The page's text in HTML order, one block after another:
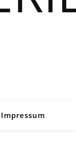
Impressum